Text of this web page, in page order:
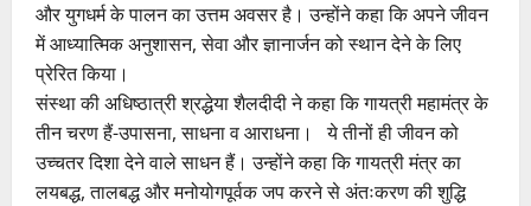
और युगधर्म के पालन का उत्तम अवसर है। उन्होंने कहा कि अपने जीवन
में आध्यात्मिक अनुशासन, सेवा और ज्ञानार्जन को स्थान देने के लिए
प्रेरित किया।
संस्था की अधिष्ठात्री श्रद्धेया शैलदीदी ने कहा कि गायत्री महामंत्र के
तीन चरण हैं-उपासना, साधना व आराधना। ये तीनों ही जीवन को
उच्चतर दिशा देने वाले साधन हैं। उन्होंने कहा कि गायत्री मंत्र का
लयबद्ध, तालबद्ध और मनोयोगपूर्वक जप करने से अंतःकरण की शुद्धि